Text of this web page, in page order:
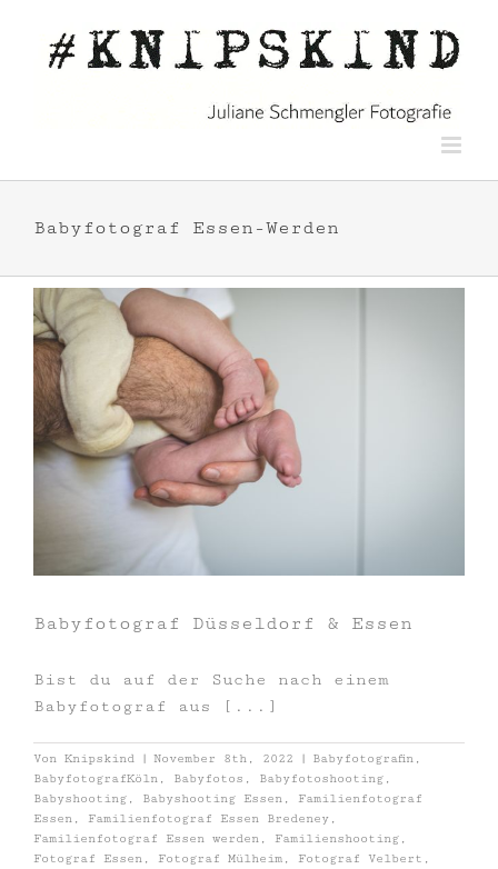
Inhalt
springen
Babyfotograf Essen-Werden
Babyfotograf Düsseldorf & Essen
Bist du auf der Suche nach einem
Babyfotograf aus [...]
Von Knipskind | November 8th, 2022 | Babyfotografin ,
BabyfotografKöln , Babyfotos , Babyfotoshooting ,
Babyshooting , Babyshooting Essen , Familienfotograf
Essen , Familienfotograf Essen Bredeney ,
Familienfotograf Essen werden , Familienshooting ,
Fotograf Essen , Fotograf Mülheim , Fotograf Velbert ,